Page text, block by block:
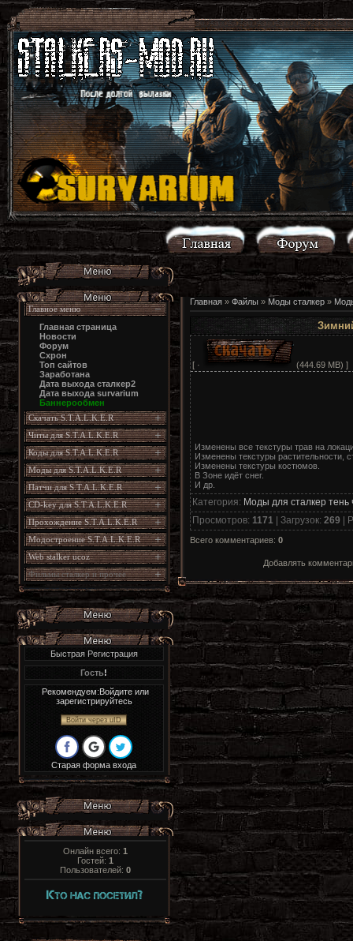
Главное меню
Главная страница
Новости
Форум
Схрон
Топ сайтов
Заработана
Дата выхода сталкер2
Дата выхода survarium
Баннерообмен
Скачать S.T.A.L.K.E.R
Читы для S.T.A.L.K.E.R
Коды для S.T.A.L.K.E.R
Моды для S.T.A.L.K.E.R
Патчи для S.T.A.L.K.E.R
CD-key для S.T.A.L.K.E.R
Прохождение S.T.A.L.K.E.R
Модостроение S.T.A.L.K.E.R
Web stalker ucoz
Фильмы сталкер и прочее
Быстрая Регистрация
Гость!
Рекомендуем:Войдите или
зарегистрируйтесь
Войти через uID
Старая форма входа
Онлайн всего: 1
Гостей: 1
Пользователей: 0
Главная» Файлы» Моды сталкер»
[ · (444.69 MB) ]
Изменены все текстуры трав на
Изменены текстуры растительности,
Изменены текстуры костюмов.
В Зоне идёт снег.
И др.
Категория: Моды для сталкер тень
Просмотров: 1171 | Загрузок: 269 |
Всего комментариев: 0
Добавлять